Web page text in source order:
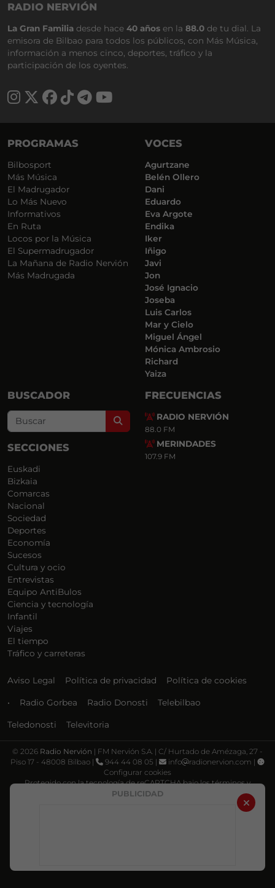
PUBLICIDAD
RADIO NERVIÓN
La Gran Familia desde hace 40 años en la 88.0 de tu dial. La
emisora de Bilbao para todos los públicos, con Más Música,
información a menos cinco, deportes, tráfico y la
participación de los oyentes.
PROGRAMAS
Bilbosport
Más Música
El Madrugador
Lo Más Nuevo
Informativos
En Ruta
Locos por la Música
El Supermadrugador
La Mañana de Radio Nervión
Más Madrugada
VOCES
Agurtzane
Belén Ollero
Dani
Eduardo
Eva Argote
Endika
Iker
Iñigo
Javi
Jon
José Ignacio
Joseba
Luis Carlos
Mar y Cielo
Miguel Ángel
Mónica Ambrosio
Richard
Yaiza
BUSCADOR
Search
SECCIONES
Euskadi
Bizkaia
Comarcas
Nacional
Sociedad
Deportes
Economía
Sucesos
Cultura y ocio
Entrevistas
Equipo AntiBulos
Ciencia y tecnología
Infantil
Viajes
El tiempo
Tráfico y carreteras
FRECUENCIAS
RADIO NERVIÓN
88.0 FM
MERINDADES
107.9 FM
Aviso Legal Política de privacidad Política de cookies
• Radio Gorbea Radio Donosti Telebilbao
Teledonosti Televitoria
© 2026 Radio Nervión | FM Nervión S.A. | C/ Hurtado de Amézaga, 27 -
Piso 17 - 48008 Bilbao |
944 44 08 05 | info
radionervion.com |
Configurar cookies
Protegido con la tecnología de reCAPTCHA bajo los términos y
Política de privacidad Términos de servicio